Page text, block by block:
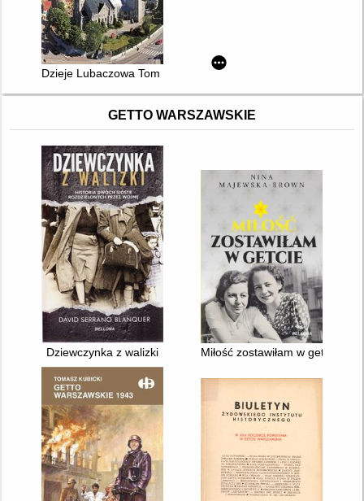
Dzieje Lubaczowa Tom 1 : Lubaczów od czasów
GETTO WARSZAWSKIE
Dziewczynka z walizki Miłość zostawiłam w getcie